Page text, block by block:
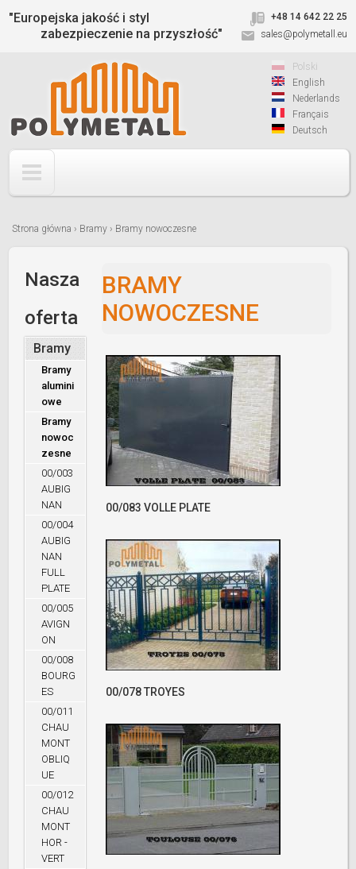
Jump to navigation
"Europejska jakość i styl
zabezpieczenie na przyszłość"
+48 14 642 22 25
sales@polymetall.eu
Polski
English
Nederlands
Français
Deutsch
tutaj
Strona główna › Bramy › Bramy nowoczesne
BRAMY
NOWOCZESNE
00/083 VOLLE PLATE
00/078 TROYES
Nasza
oferta
Bramy
Bramy
alumini
owe
Bramy
nowoc
zesne
00/003
AUBIG
NAN
00/004
AUBIG
NAN
FULL
PLATE
00/005
AVIGN
ON
00/008
BOURG
ES
00/011
CHAU
MONT
OBLIQ
UE
00/012
CHAU
MONT
HOR -
VERT